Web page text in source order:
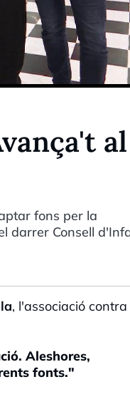
al
fons per la
darrer Consell
, l'associació contra
Aleshores,
fonts."